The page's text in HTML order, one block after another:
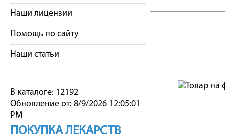
Наши лицензии
Помощь по сайту
Наши статьи
В каталоге: 12192
Обновление от: 8/9/2026 12:05:01
PM
ПОКУПКА ЛЕКАРСТВ